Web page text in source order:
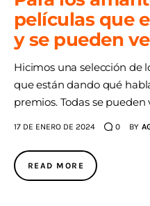
AGENDA
películas que
y se pueden
Hicimos una selección de
que están dando qué
premios. Todas se
17 DE ENERO DE 2024 0 BY
READ MORE